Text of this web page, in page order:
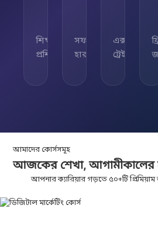
শিক্ষার্থী
প্রশিক্ষিত
সফলতার
হার
এক্সপার্ট
ট্রেইনার
আমাদের কোর্সসমূহ
আজকের শেখা,আগামীকালের
আপনার ক্যারিয়ার গড়তে ৫০+টি প্রিমিয়াম